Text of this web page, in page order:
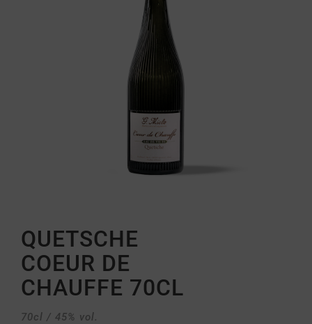
QUETSCHE
COEUR DE
CHAUFFE 70CL
70cl / 45% vol.